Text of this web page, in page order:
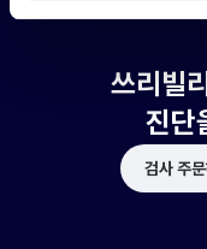
쓰리빌
진단
검사 주문